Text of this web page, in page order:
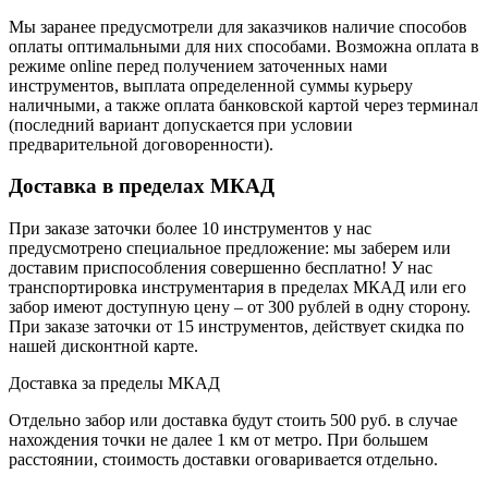
Мы заранее предусмотрели для заказчиков наличие способов
оплаты оптимальными для них способами. Возможна оплата в
режиме online перед получением заточенных нами
инструментов, выплата определенной суммы курьеру
наличными, а также оплата банковской картой через терминал
(последний вариант допускается при условии
предварительной договоренности).
Доставка в пределах МКАД
При заказе заточки более 10 инструментов у нас
предусмотрено специальное предложение: мы заберем или
доставим приспособления совершенно бесплатно! У нас
транспортировка инструментария в пределах МКАД или его
забор имеют доступную цену – от 300 рублей в одну сторону.
При заказе заточки от 15 инструментов, действует скидка по
нашей дисконтной карте.
Доставка за пределы МКАД
Отдельно забор или доставка будут стоить 500 руб. в случае
нахождения точки не далее 1 км от метро. При большем
расстоянии, стоимость доставки оговаривается отдельно.